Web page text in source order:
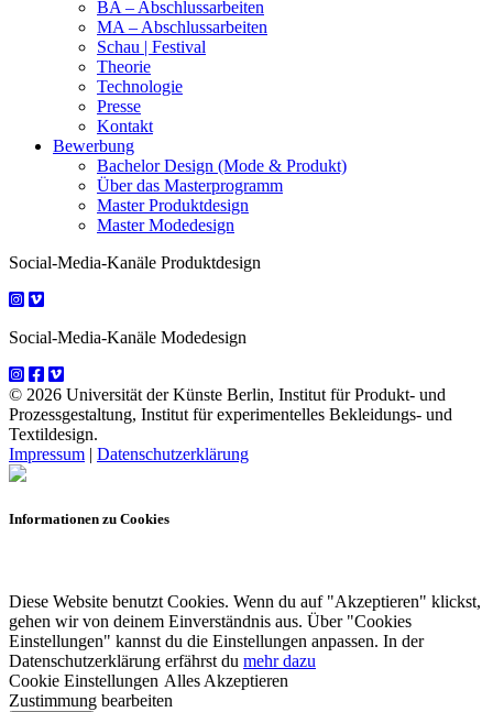
BA – Abschlussarbeiten
MA – Abschlussarbeiten
Schau | Festival
Theorie
Technologie
Presse
Kontakt
Bewerbung
Bachelor Design (Mode & Produkt)
Über das Masterprogramm
Master Produktdesign
Master Modedesign
Social-Media-Kanäle Produktdesign
Social-Media-Kanäle Modedesign
© 2026 Universität der Künste Berlin, Institut für Produkt- und
Prozessgestaltung, Institut für experimentelles Bekleidungs- und
Textildesign.
Impressum | Datenschutzerklärung
Informationen zu Cookies
Diese Website benutzt Cookies. Wenn du auf "Akzeptieren" klickst,
gehen wir von deinem Einverständnis aus. Über "Cookies
Einstellungen" kannst du die Einstellungen anpassen. In der
Datenschutzerklärung erfährst du mehr dazu
Cookie Einstellungen Alles Akzeptieren
Zustimmung bearbeiten